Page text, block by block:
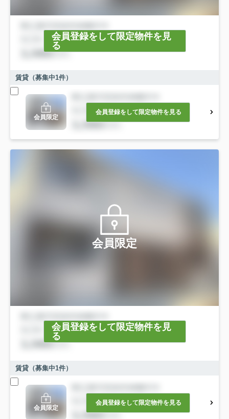
会員登録をして限定物件を見
る
賃貸（募集中1件）
会員限定
会員登録をして限定物件を見る
会員限定
会員登録をして限定物件を見
る
賃貸（募集中1件）
会員限定
会員登録をして限定物件を見る